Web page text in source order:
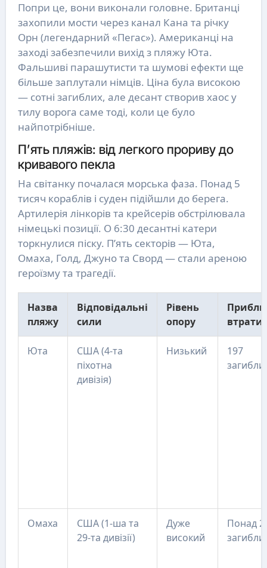
Попри це, вони виконали головне. Британці
захопили мости через канал Кана та річку
Орн (легендарний «Пегас»). Американці на
заході забезпечили вихід з пляжу Юта.
Фальшиві парашутисти та шумові ефекти ще
більше заплутали німців. Ціна була високою
— сотні загиблих, але десант створив хаос у
тилу ворога саме тоді, коли це було
найпотрібніше.
П’ять пляжів: від легкого прориву до
кривавого пекла
На світанку почалася морська фаза. Понад 5
тисяч кораблів і суден підійшли до берега.
Артилерія лінкорів та крейсерів обстрілювала
німецькі позиції. О 6:30 десантні катери
торкнулися піску. П’ять секторів — Юта,
Омаха, Голд, Джуно та Сворд — стали ареною
героїзму та трагедії.
Назва
пляжу
Відповідальні
сили
Рівень
опору
втрати
Юта
США (4-та
піхотна
дивізія)
Низький
197
Омаха
США (1-ша та
29-та дивізії)
Дуже
високий
Понад